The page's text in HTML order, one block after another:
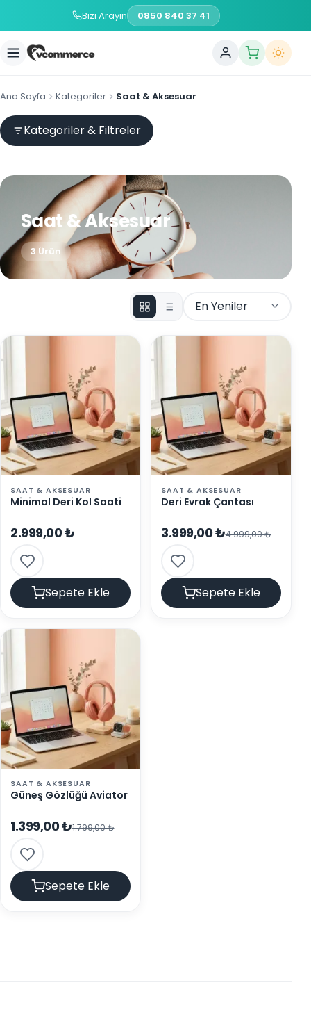
Bizi Arayın 0850 840 37 41
Ana Sayfa Kategoriler Saat & Aksesuar
Kategoriler & Filtreler
Saat & Aksesuar
3 Ürün
SAAT & AKSESUAR
Minimal Deri Kol Saati
2.999,00 ₺
Sepete Ekle
SAAT & AKSESUAR
Deri Evrak Çantası
3.999,00 ₺4.999,00 ₺
Sepete Ekle
SAAT & AKSESUAR
Güneş Gözlüğü Aviator
1.399,00 ₺1.799,00 ₺
Sepete Ekle